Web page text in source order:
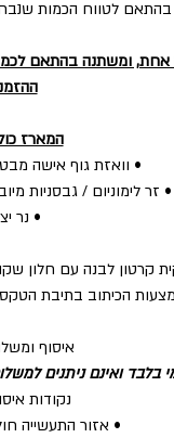
בהתאם לטווח הכמות
אחת, ומשתנה בהתאם
המארז
• וואזת גוף אישה
• זר לימוניום / גבסניות
• נר
קרטון לבנה עם חלון
הכיתוב בתיבת
איסוף
בלבד ואינם ניתנים
נקודות
• אזור התעשייה